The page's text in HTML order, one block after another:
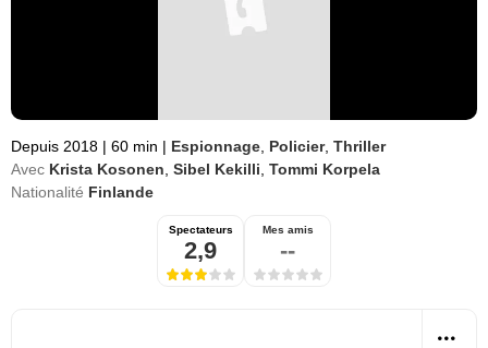
Depuis 2018 | 60 min | Espionnage Policier, Thriller
Avec Krista Kosonen Sibel Kekilli Tommi Korpela
Nationalité Finlande
Spectateurs
2,9
Mes amis
--